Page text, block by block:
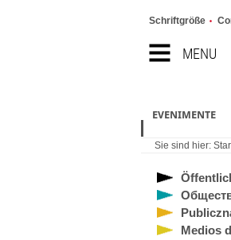
MENU
Schriftgröße
EVENIMENTE
Sie sind hier:
Medios